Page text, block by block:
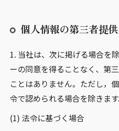
個人情報の第三者提供
1. 当社は、次に掲げる場合を
ーの同意を得ることなく、第
ことはありません。ただし，
令で認められる場合を除きます
(1) 法令に基づく場合